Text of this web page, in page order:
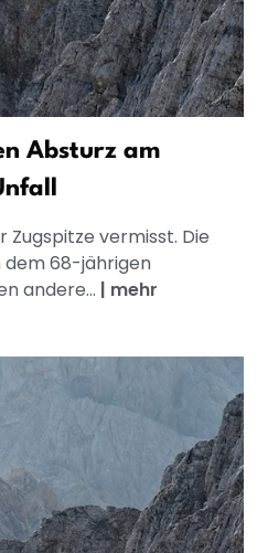
Absturz am
Zugspitze vermisst. Die
dem 68-jährigen
andere... | mehr